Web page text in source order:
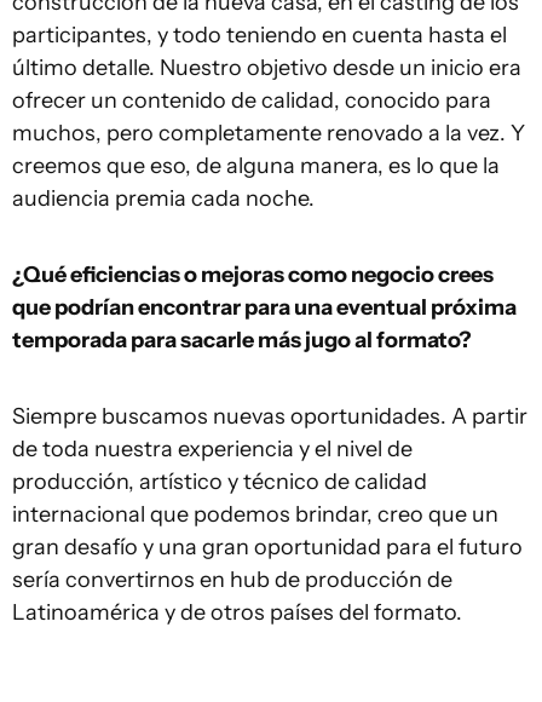
participantes, y todo teniendo en cuenta hasta el
último detalle. Nuestro objetivo desde un inicio era
ofrecer un contenido de calidad, conocido para
muchos, pero completamente renovado a la vez. Y
creemos que eso, de alguna manera, es lo que la
audiencia premia cada noche.
¿Qué eficiencias o mejoras como negocio crees
que podrían encontrar para una eventual próxima
temporada para sacarle más jugo al formato?
Siempre buscamos nuevas oportunidades. A partir
de toda nuestra experiencia y el nivel de
producción, artístico y técnico de calidad
internacional que podemos brindar, creo que un
gran desafío y una gran oportunidad para el futuro
sería convertirnos en hub de producción de
Latinoamérica y de otros países del formato.